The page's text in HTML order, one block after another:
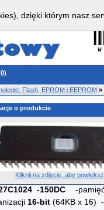
0)
Flash, EPROM i EEPROM »
o produkcie
Kliknij na zdjęcie, aby
-150DC -
16-bit (64KB x 16)
dzięki którym nasz